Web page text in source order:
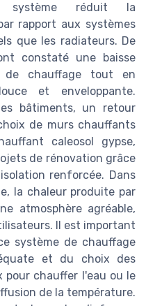
système réduit la
rapport aux systèmes
que les radiateurs. De
constaté une baisse
de chauffage tout en
et enveloppante.
bâtiments, un retour
de murs chauffants
caleosol gypse,
de rénovation grâce
renforcée. Dans
la chaleur produite par
atmosphère agréable,
Il est important
système de chauffage
et du choix des
pour chauffer l'eau ou le
de la température.